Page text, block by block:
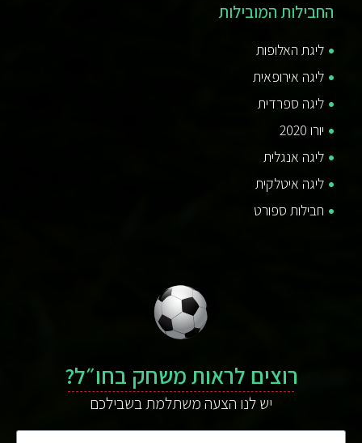
החבילות המובילות
ליגת האלופות
ליגה אירופאית
ליגה ספרדית
יורו 2020
ליגה אנגלית
ליגה איטלקית
חבילות ספורט
רוצים לראות משחק בחו״ל?
יש לנו הצעה משתלמת בשבילכם